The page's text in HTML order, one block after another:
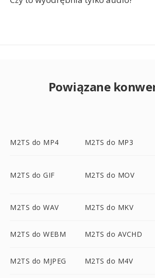
Powiązane
M2TS do MP4 M2TS do MP3
M2TS do GIF M2TS do MOV
M2TS do WAV M2TS do MKV
M2TS do WEBM M2TS do AVCHD
M2TS do MJPEG M2TS do M4V